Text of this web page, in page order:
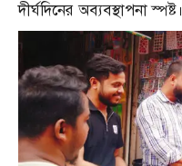
দীর্ঘদিনের অব্যবস্থাপনা স্পষ্ট।